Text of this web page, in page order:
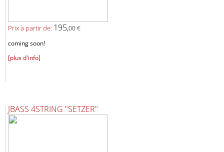
Prix ​​à partir de: 195,00 €
coming soon!
[plus d'info]
JBASS 4STRING "SETZER"